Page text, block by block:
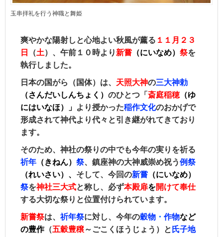
玉串拝礼を行う神職と舞姫
爽やかな陽射しと心地よい秋風が薰る １１月２３
日
（土）、午前１０時より 新嘗 （にいなめ） 祭を
執行しました。
日本の国がら（国体）は、 天照大神の三大神勅
（さんだいしんちょく） のひとつ「斎庭稲穂（ゆ
にはいなほ）」 より授かった稲作文化のおかげで
形成されて神代より代々と引き継がれてきており
ます。
そのため、神社の祭りの中でも今年の実りを祈る
祈年 （きねん） 祭、鎮座神の大神威崇め祝う例祭
（れいさい）、 そして、今回の新嘗 （にいなめ）
祭を神社三大式と称し、必ず本殿扉を開けて奉仕
する大切な祭りと位置付けられています。
新嘗祭は、 祈年祭に対し、 今年の穀物 ・ 作物など
の豊作（五穀豊穣～ごこくほうじょう）と 氏子地